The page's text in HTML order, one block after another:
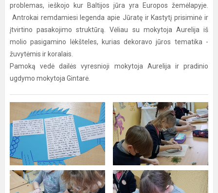
problemas, ieškojo kur Baltijos jūra yra Europos žemėlapyje.
Antrokai remdamiesi legenda apie Jūratę ir Kastytį prisiminė ir
įtvirtino pasakojimo struktūrą. Vėliau su mokytoja Aurelija iš
molio pasigamino lėkšteles, kurias dekoravo jūros tematika -
žuvytėmis ir koralais.
Pamoką vedė dailės vyresnioji mokytoja Aurelija ir pradinio
ugdymo mokytoja Gintarė.